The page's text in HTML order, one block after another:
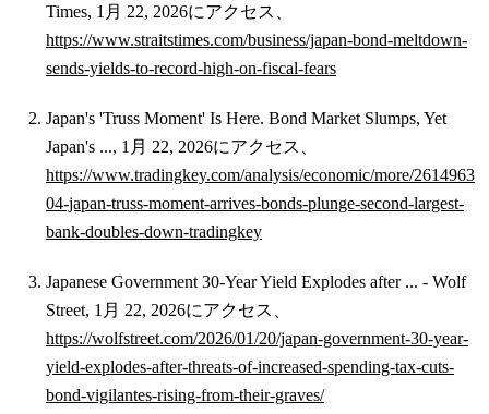
Times, 1月 22, 2026にアクセス、
https://www.straitstimes.com/business/japan-bond-meltdown-
sends-yields-to-record-high-on-fiscal-fears
Japan's 'Truss Moment' Is Here. Bond Market Slumps, Yet
Japan's ..., 1月 22, 2026にアクセス、
https://www.tradingkey.com/analysis/economic/more/2614963
04-japan-truss-moment-arrives-bonds-plunge-second-largest-
bank-doubles-down-tradingkey
Japanese Government 30-Year Yield Explodes after ... - Wolf
Street, 1月 22, 2026にアクセス、
https://wolfstreet.com/2026/01/20/japan-government-30-year-
yield-explodes-after-threats-of-increased-spending-tax-cuts-
bond-vigilantes-rising-from-their-graves/